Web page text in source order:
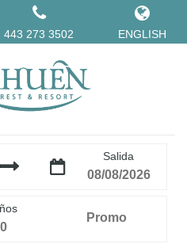
443 273 3502 ENGLISH
Salida